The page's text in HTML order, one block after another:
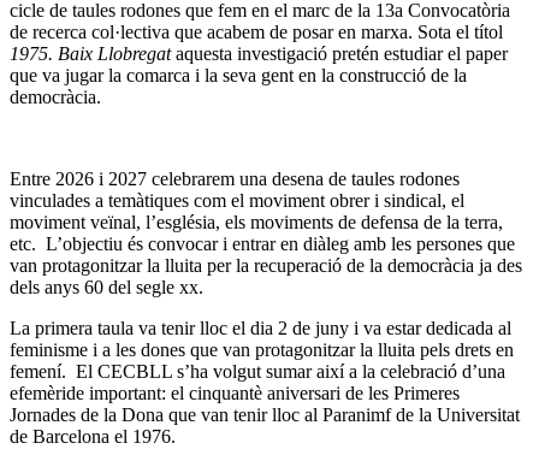
cicle de taules rodones que fem en el marc de la 13a Convocatòria
de recerca col·lectiva que acabem de posar en marxa. Sota el títol
1975. Baix Llobregataquesta investigació pretén estudiar el paper
que va jugar la comarca i la seva gent en la construcció de la
democràcia.
Entre 2026 i 2027 celebrarem una desena de taules rodones
vinculades a temàtiques com el moviment obrer i sindical, el
moviment veïnal, l’església, els moviments de defensa de la terra,
etc. L’objectiu és convocar i entrar en diàleg amb les persones que
van protagonitzar la lluita per la recuperació de la democràcia ja des
dels anys 60 del segle xx.
La primera taula va tenir lloc el dia 2 de juny i va estar dedicada al
feminisme i a les dones que van protagonitzar la lluita pels drets en
femení. El CECBLL s’ha volgut sumar així a la celebració d’una
efemèride important: el cinquantè aniversari de les Primeres
Jornades de la Dona que van tenir lloc al Paranimf de la Universitat
de Barcelona el 1976.